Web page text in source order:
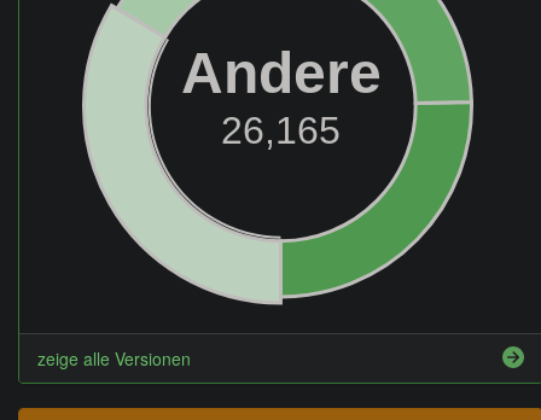
Andere
26,165
zeige alle Versionen